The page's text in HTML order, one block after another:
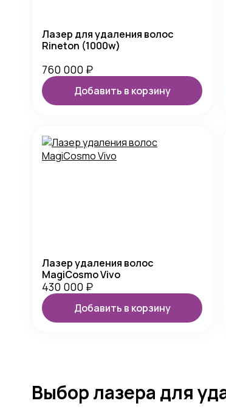
Лазер для удаления волос
Rineton (1000w)
760 000 ₽
Добавить в корзину
Лазер удаления волос
MagiCosmo Vivo
430 000 ₽
Добавить в корзину
Выбор лазера для